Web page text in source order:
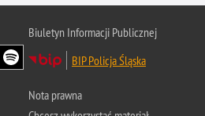
Biuletyn Informacji Publicznej
BIP Policja Śląska
Nota prawna